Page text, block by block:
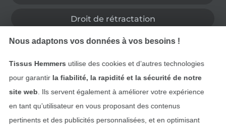
Droit de rétractation
Contact
Trouvez plus d’idées
Nous adaptons vos données à vos besoins !
Tissus Hemmers utilise des cookies et d’autres technologies
pour garantir la fiabilité, la rapidité et la sécurité de notre
site web . Ils servent également à améliorer votre expérience
en tant qu’utilisateur en vous proposant des contenus
pertinents et des publicités personnalisées, et en optimisant